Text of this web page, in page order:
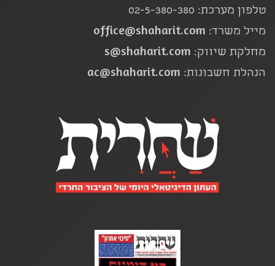
טלפון מערכת: 02-5-380-380
מייל משרד: office@shaharit.com
מחלקת שיווק: s@shaharit.com
הנהלת חשבונות: ac@shaharit.com